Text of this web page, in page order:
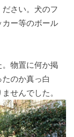
ださい。犬のフ
カー等のボール
物置に何か掲
のか真っ白
せんでした。